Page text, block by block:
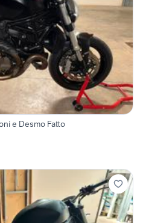
e Desmo Fatto